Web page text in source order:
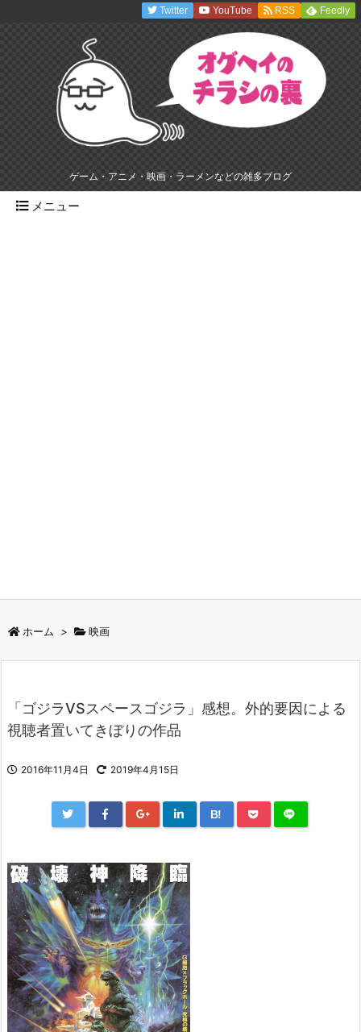
ゲーム・アニメ・映画・ラーメンなどの雑多ブログ
メニュー
Twitter YouTube RSS Feedly
ホーム > 映画
「ゴジラVSスペースゴジラ」感想。外的要因による
視聴者置いてきぼりの作品
2016年11月4日 2019年4月15日
B!